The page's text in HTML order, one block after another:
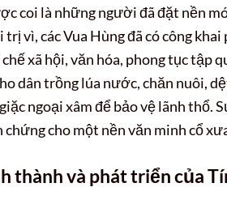
coi là những người đã đặt nền
vì, các Vua Hùng đã có công
xã hội, văn hóa, phong tục tập
dân trồng lúa nước, chăn nuôi,
ngoại xâm để bảo vệ lãnh
chứng cho một nền văn minh cổ
thành và phát triển của